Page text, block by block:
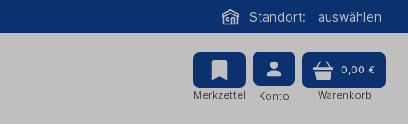
Standort: auswählen
Merkzettel Konto
0,00 €
Warenkorb